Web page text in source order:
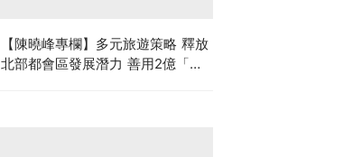
【陳曉峰專欄】多元旅遊策略 釋放
北部都會區發展潛力 善用2億「北